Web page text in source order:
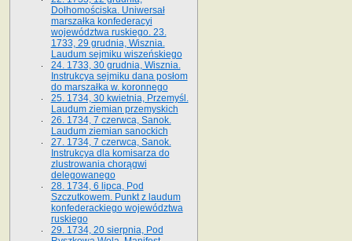
Dołhomościska. Uniwersał
marszałka konfederacyi
województwa ruskiego. 23.
1733, 29 grudnia, Wisznia.
Laudum sejmiku wiszeńskiego
24. 1733, 30 grudnia, Wisznia.
Instrukcya sejmiku dana posłom
do marszałka w. koronnego
25. 1734, 30 kwietnia, Przemyśl.
Laudum ziemian przemyskich
26. 1734, 7 czerwca, Sanok.
Laudum ziemian sanockich
27. 1734, 7 czerwca, Sanok.
Instrukcya dla komisarza do
zlustrowania chorągwi
delegowanego
28. 1734, 6 lipca, Pod
Szczutkowem. Punkt z laudum
konfederackiego województwa
ruskiego
29. 1734, 20 sierpnia, Pod